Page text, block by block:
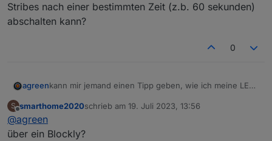
Stribes nach einer bestimmten Zeit (z.b. 60 sekunden)
abschalten kann?
0
agreenkann mir jemand einen Tipp geben, wie ich meine LEDs
abschalten kann?
S smarthome2020schrieb am 19. Juli 2023, 13:56
zuletzt editiert von
@agreen
über ein Blockly?